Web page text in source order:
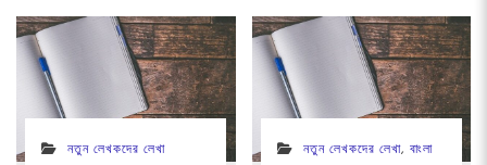
নতুন লেখকদের লেখা নতুন লেখকদের লেখা, বাংলা